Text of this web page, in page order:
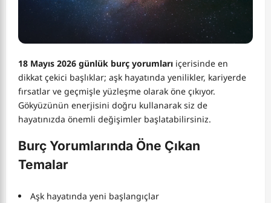
18 Mayıs 2026 günlük burç yorumları içerisinde en
dikkat çekici başlıklar; aşk hayatında yenilikler, kariyerde
fırsatlar ve geçmişle yüzleşme olarak öne çıkıyor.
Gökyüzünün enerjisini doğru kullanarak siz de
hayatınızda önemli değişimler başlatabilirsiniz.
Burç Yorumlarında Öne Çıkan
Temalar
Aşk hayatında yeni başlangıçlar